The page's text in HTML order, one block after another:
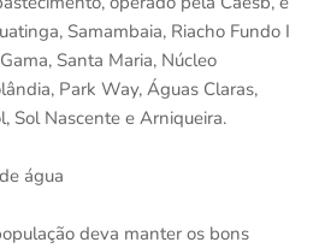
Samambaia, Riacho Fundo I
Santa Maria, Núcleo
Park Way, Águas Claras,
Sol Nascente e Arniqueira.
de água
deva manter os bons